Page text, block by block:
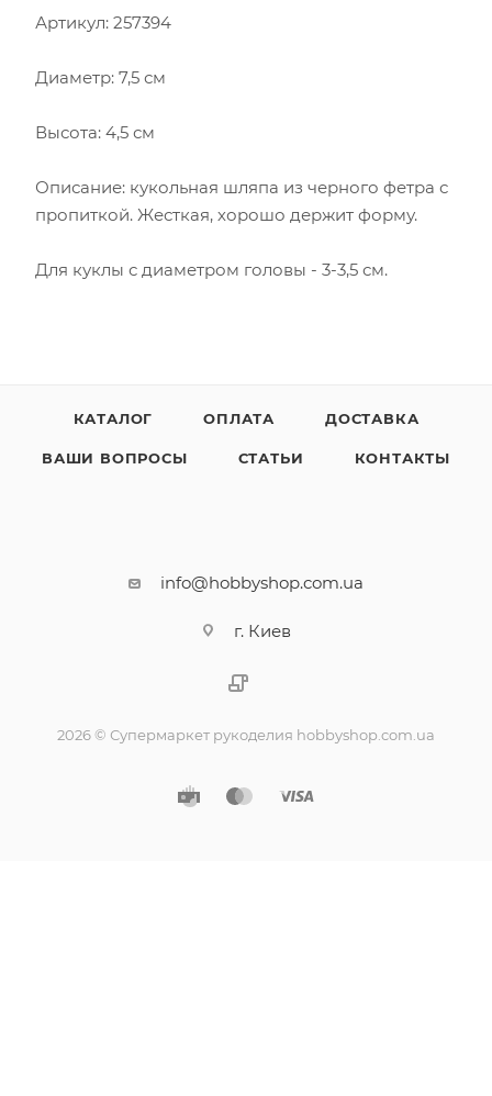
Артикул: 257394
Диаметр: 7,5 см
Высота: 4,5 см
Описание: кукольная шляпа из черного фетра с
пропиткой. Жесткая, хорошо держит форму.
Для куклы с диаметром головы - 3-3,5 см.
КАТАЛОГ ОПЛАТА ДОСТАВКА
ВАШИ ВОПРОСЫ СТАТЬИ КОНТАКТЫ
info@hobbyshop.com.ua
г. Киев
2026 © Супермаркет рукоделия hobbyshop.com.ua